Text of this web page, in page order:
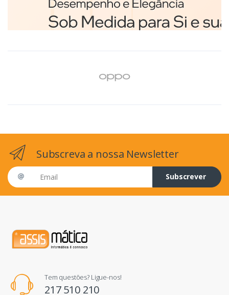
Subscreva a nossa Newsletter
Email address
Subscrever
Tem questões? Ligue-nos!
217 510 210